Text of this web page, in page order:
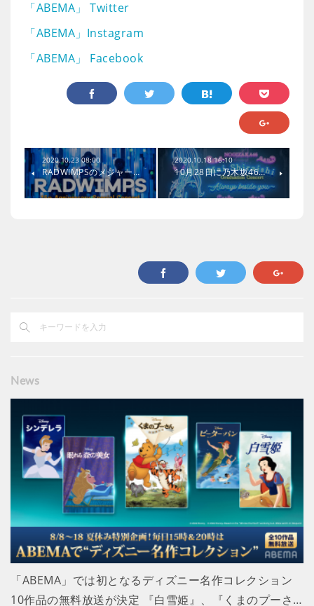
「ABEMA」 Twitter
「ABEMA」Instagram
「ABEMA」 Facebook
2020.10.23 08:00
RADWIMPSのメジャー…
2020.10.18 16:10
10月28日に乃木坂46…
News
「ABEMA」では初となるディズニー名作コレクション
10作品の無料放送が決定 『白雪姫』、『くまのプーさ…